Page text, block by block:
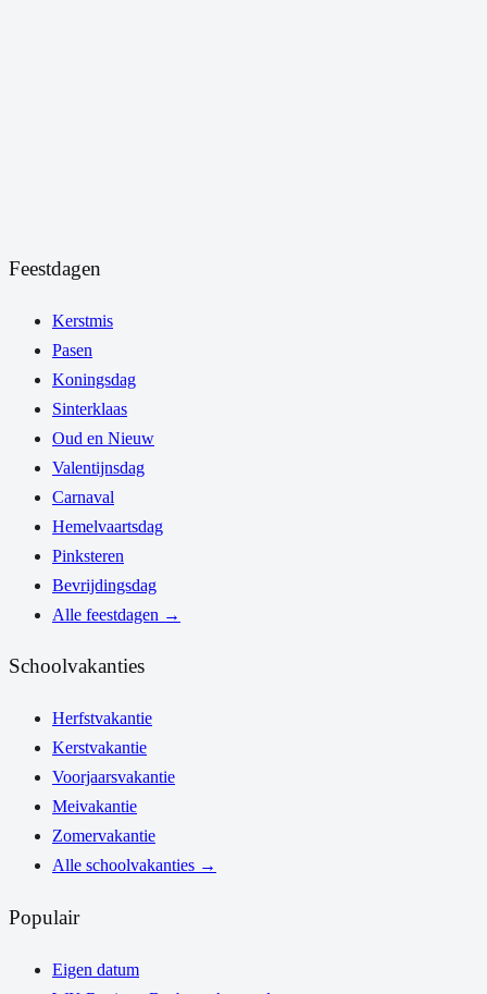
Feestdagen
Kerstmis
Pasen
Koningsdag
Sinterklaas
Oud en Nieuw
Valentijnsdag
Carnaval
Hemelvaartsdag
Pinksteren
Bevrijdingsdag
Alle feestdagen →
Schoolvakanties
Herfstvakantie
Kerstvakantie
Voorjaarsvakantie
Meivakantie
Zomervakantie
Alle schoolvakanties →
Populair
Eigen datum